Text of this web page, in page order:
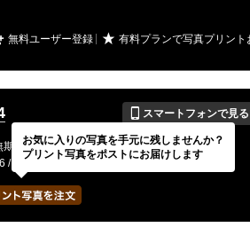
無料ユーザー登録 ★ 有料プランで写真プリント
📱 スマートフォンで見る
期限 イベントの期間
2022 / 12 / 17
/ 2000枚
お気に入りの写真を手元に残しませんか？
プリント写真をポストにお届けします